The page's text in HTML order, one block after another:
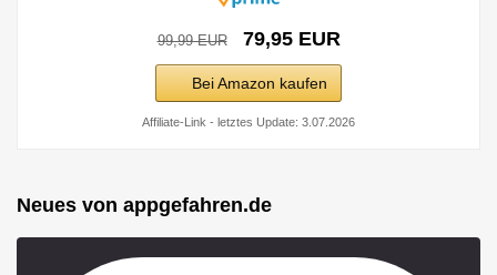
99,99 EUR 79,95 EUR
Bei Amazon kaufen
Affiliate-Link - letztes Update: 3.07.2026
Neues von appgefahren.de